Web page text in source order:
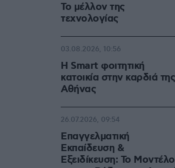
Το μέλλον της
τεχνολογίας
Η Smart φοιτητική
κατοικία στην καρδιά της
Αθήνας
03.08.2026, 10:56
Επαγγελματική
Εκπαίδευση &
Εξειδίκευση: Το Mοντέλο
26.07.2026, 09:54